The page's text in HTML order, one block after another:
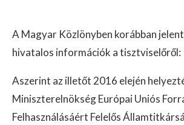
A Magyar Közlönyben korábban
hivatalos információk a tisztviselőről:
Aszerint az illetőt 2016 elején
Miniszterelnökség Európai Uniós
Felhasználásáért Felelős